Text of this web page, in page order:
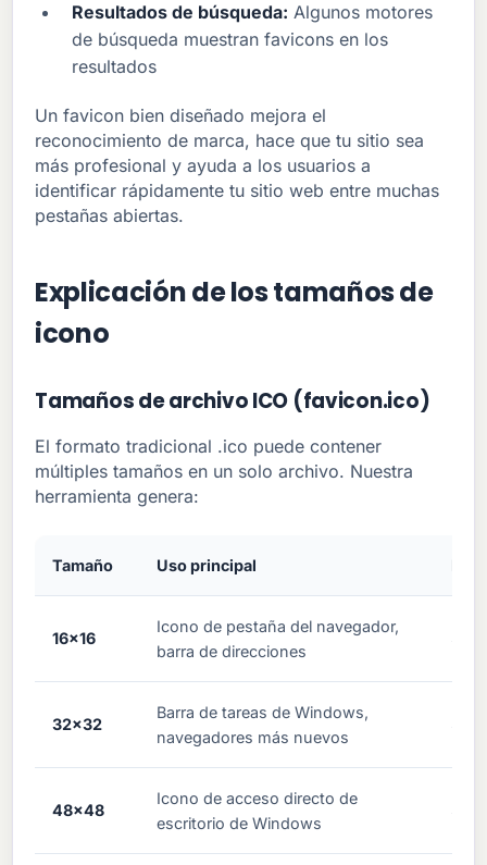
Resultados de búsqueda: Algunos motores
de búsqueda muestran favicons en los
resultados
Un favicon bien diseñado mejora el
reconocimiento de marca, hace que tu sitio sea
más profesional y ayuda a los usuarios a
identificar rápidamente tu sitio web entre muchas
pestañas abiertas.
Explicación de los tamaños de
icono
Tamaños de archivo ICO (favicon.ico)
El formato tradicional .ico puede contener
múltiples tamaños en un solo archivo. Nuestra
herramienta genera:
Tamaño Uso principal
16x16
Icono de pestaña del navegador,
barra de direcciones
32x32
Barra de tareas de Windows,
navegadores más nuevos
48x48
Icono de acceso directo de
escritorio de Windows